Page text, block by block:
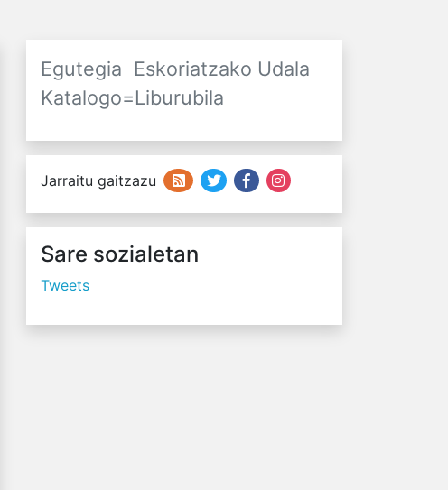
Egutegia
Eskoriatzako Udala
Katalogo=Liburubila
Jarraitu gaitzazu
Sare sozialetan
Tweets